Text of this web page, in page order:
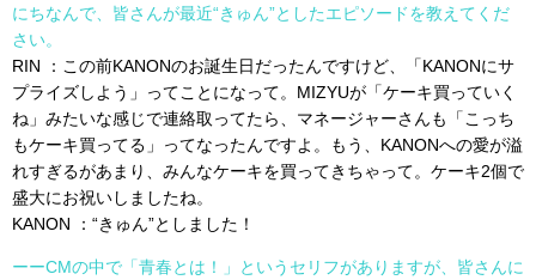
にちなんで、皆さんが最近“きゅん”としたエピソードを教えてくだ
さい。
RIN ：この前KANONのお誕生日だったんですけど、「KANONにサ
プライズしよう」ってことになって。MIZYUが「ケーキ買っていく
ね」みたいな感じで連絡取ってたら、マネージャーさんも「こっち
もケーキ買ってる」ってなったんですよ。もう、KANONへの愛が溢
れすぎるがあまり、みんなケーキを買ってきちゃって。ケーキ2個で
盛大にお祝いしましたね。
KANON ：“きゅん”としました！
ーーCMの中で「青春とは！」というセリフがありますが、皆さんに